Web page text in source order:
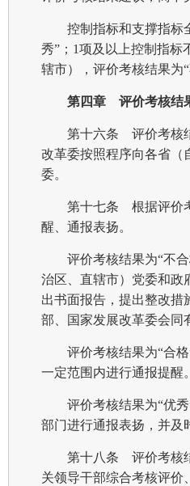
控制指标和支撑指标
秀”；1项及以上控制指标
辖市），评价考核结果为“
第四章 评价考核结
第十六条 评价考核
改革委按照程序向各省（
委。
第十七条 根据评价
醒、通报表扬。
评价考核结果为“不
治区、直辖市）党委和政
出书面报告，提出整改措
部、国家发展改革委会同
评价考核结果为“合
一定范围内进行通报提醒。
评价考核结果为“优
部门进行通报表扬，并及
第十八条 评价考核
关领导干部综合考核评价